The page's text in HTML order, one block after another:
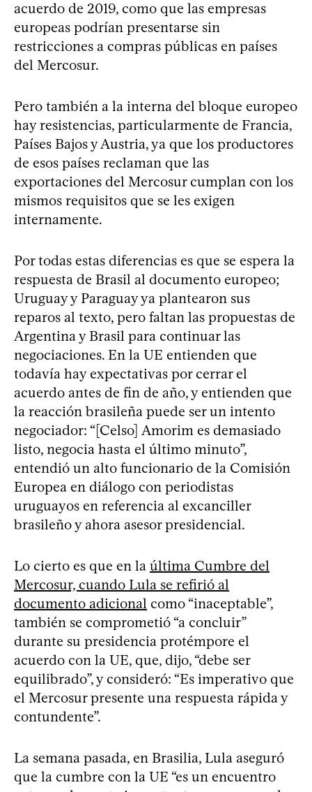
acuerdo de 2019, como que las empresas
europeas podrían presentarse sin
restricciones a compras públicas en países
del Mercosur.
Pero también a la interna del bloque europeo
hay resistencias, particularmente de Francia,
Países Bajos y Austria, ya que los productores
de esos países reclaman que las
exportaciones del Mercosur cumplan con los
mismos requisitos que se les exigen
internamente.
Por todas estas diferencias es que se espera la
respuesta de Brasil al documento europeo;
Uruguay y Paraguay ya plantearon sus
reparos al texto, pero faltan las propuestas de
Argentina y Brasil para continuar las
negociaciones. En la UE entienden que
todavía hay expectativas por cerrar el
acuerdo antes de fin de año, y entienden que
la reacción brasileña puede ser un intento
negociador: “[Celso] Amorim es demasiado
listo, negocia hasta el último minuto”,
entendió un alto funcionario de la Comisión
Europea en diálogo con periodistas
uruguayos en referencia al excanciller
brasileño y ahora asesor presidencial.
Lo cierto es que en la última Cumbre del
Mercosur, cuando Lula se refirió al
documento adicional como “inaceptable”,
también se comprometió “a concluir”
durante su presidencia protémpore el
acuerdo con la UE, que, dijo, “debe ser
equilibrado”, y consideró: “Es imperativo que
el Mercosur presente una respuesta rápida y
contundente”.
La semana pasada, en Brasilia, Lula aseguró
que la cumbre con la UE “es un encuentro